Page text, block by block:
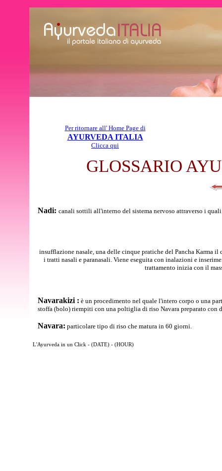
Per ritornare all' Home Page di
AYURVEDA ITALIA
Clicca qui
GLOSSARIO
Nadi: canali sottili all'interno del sistema nervoso attraverso i
insufflazione nasale, una delle cinque pratiche del Pancha Karma
i tratti nasali e paranasali. Viene eseguita con inalazioni e
trattamento inizia con il
Navarakizi : è un procedimento nel quale l'intero corpo o una
stoffa (bolo) riempiti con una poltiglia di riso Navara preparato con
Navara: particolare tipo di riso che matura in 60 giorni.
L'Ayurveda in un Click - (DATE) - (HOUR)